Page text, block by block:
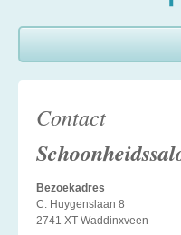
Contact
Bezoekadres
C. Huygenslaan 8
2741 XT Waddinxveen